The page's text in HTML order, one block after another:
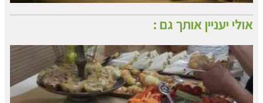
אולי יעניין אותך גם :